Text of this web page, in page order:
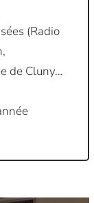
(Radio
de Cluny…